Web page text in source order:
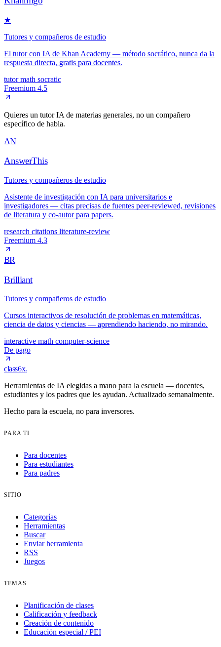
★
Tutores y compañeros de estudio
El tutor con IA de Khan Academy — método socrático, nunca da la
respuesta directa, gratis para docentes.
tutormath socratic
Freemium 4.5
Quieres un tutor IA de materias generales, no un compañero
específico de habla.
AN
AnswerThis
Tutores y compañeros de estudio
Asistente de investigación con IA para universitarios e
investigadores — citas precisas de fuentes peer-reviewed, revisiones
de literatura y co-autor para papers.
research citations literature-review
Freemium 4.3
BR
Brilliant
Tutores y compañeros de estudio
Cursos interactivos de resolución de problemas en matemáticas,
ciencia de datos y ciencias — aprendiendo haciendo, no mirando.
interactive math computer-science
De pago
class6x.
Herramientas de IA elegidas a mano para la escuela — docentes,
estudiantes y los padres que les ayudan. Actualizado semanalmente.
Hecho para la escuela, no para inversores.
PARA TI
Para docentes
Para estudiantes
Para padres
SITIO
Categorías
Herramientas
Buscar
Enviar herramienta
RSS
Juegos
TEMAS
Planificación de clases
Calificación y feedback
Creación de contenido
Educación especial / PEI